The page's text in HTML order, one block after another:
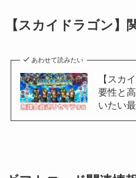
【スカイドラゴン】
あわせて読みたい
【スカ
要性と
いたい